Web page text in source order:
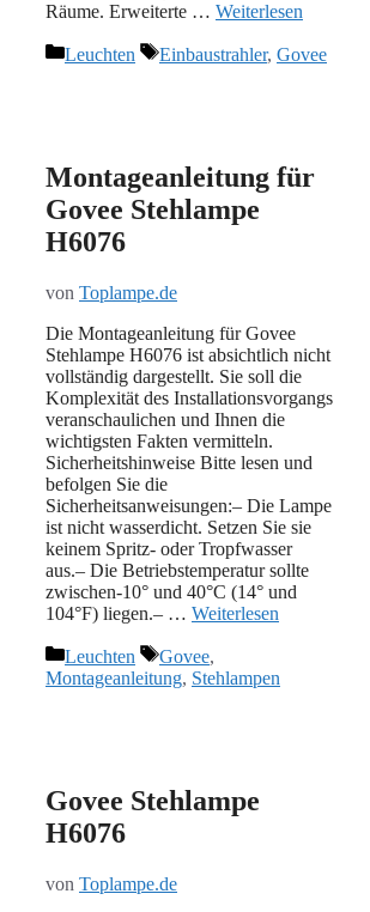
Räume. Erweiterte … Weiterlesen
Kategorien
Leuchten Schlagwörter
Einbaustrahler, Govee
Montageanleitung für
Govee Stehlampe
H6076
von Toplampe.de
Die Montageanleitung für Govee
Stehlampe H6076 ist absichtlich nicht
vollständig dargestellt. Sie soll die
Komplexität des Installationsvorgangs
veranschaulichen und Ihnen die
wichtigsten Fakten vermitteln.
Sicherheitshinweise Bitte lesen und
befolgen Sie die
Sicherheitsanweisungen:– Die Lampe
ist nicht wasserdicht. Setzen Sie sie
keinem Spritz- oder Tropfwasser
aus.– Die Betriebstemperatur sollte
zwischen-10° und 40°C (14° und
104°F) liegen.– … Weiterlesen
Kategorien
Leuchten Schlagwörter
Govee,
Montageanleitung, Stehlampen
Govee Stehlampe
H6076
von Toplampe.de